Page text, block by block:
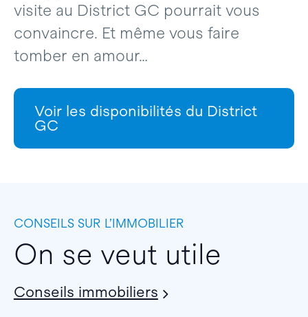
visite au District GC pourrait vous
convaincre. Et même vous faire
tomber en amour…
Voir les disponibilités du District
GC
CONSEILS SUR L’IMMOBILIER
On se veut utile
Conseils immobiliers